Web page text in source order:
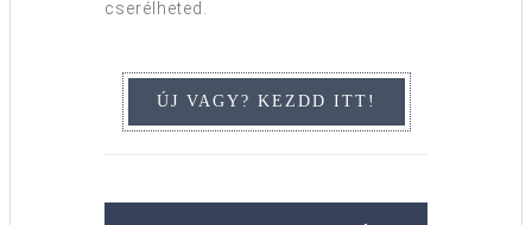
cserélheted.